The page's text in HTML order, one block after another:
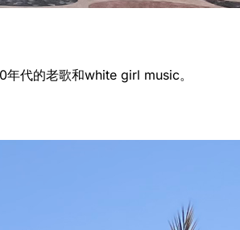
代的老歌和white girl music。